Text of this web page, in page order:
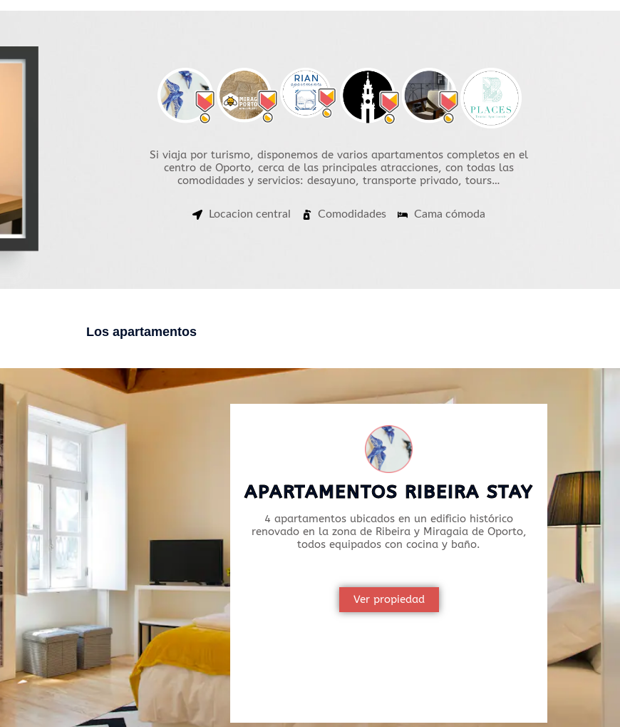
Si viaja por turismo, disponemos de varios apartamentos completos en el
centro de Oporto, cerca de las principales atracciones, con todas las
comodidades y servicios: desayuno, transporte privado, tours…
Locacion central Comodidades Cama cómoda
Los apartamentos
APARTAMENTOS RIBEIRA STAY
4 apartamentos ubicados en un edificio histórico
renovado en la zona de Ribeira y Miragaia de Oporto,
todos equipados con cocina y baño.
Ver propiedad